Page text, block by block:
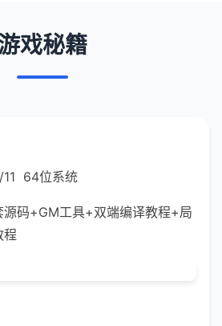
戏秘籍
11 64位系统
码+GM工具+双端编译教程+局
程